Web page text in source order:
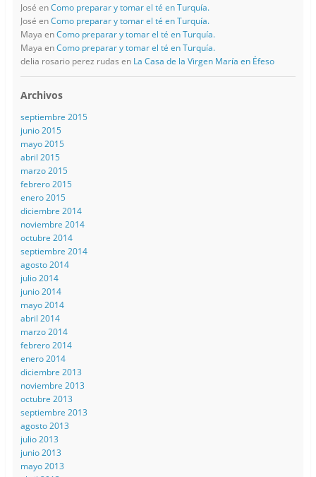
José enComo preparar y tomar el té en Turquía.
José enComo preparar y tomar el té en Turquía.
Maya enComo preparar y tomar el té en Turquía.
Maya enComo preparar y tomar el té en Turquía.
delia rosario perez rudas en La Casa de la Virgen María en Éfeso
Archivos
septiembre 2015
junio 2015
mayo 2015
abril 2015
marzo 2015
febrero 2015
enero 2015
diciembre 2014
noviembre 2014
octubre 2014
septiembre 2014
agosto 2014
julio 2014
junio 2014
mayo 2014
abril 2014
marzo 2014
febrero 2014
enero 2014
diciembre 2013
noviembre 2013
octubre 2013
septiembre 2013
agosto 2013
julio 2013
junio 2013
mayo 2013